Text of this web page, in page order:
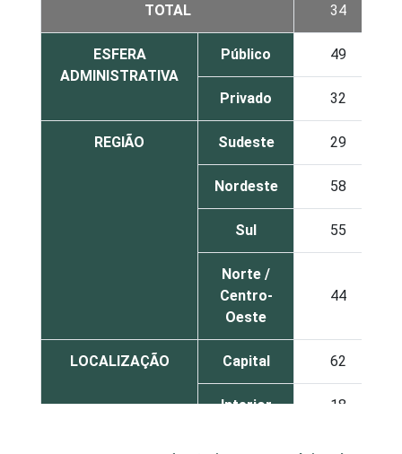
TOTAL 34
ESFERA
ADMINISTRATIVA
Público 49
Privado 32
REGIÃO Sudeste 29
Nordeste 58
Sul 55
Norte /
Centro-
Oeste
44
LOCALIZAÇÃO Capital 62
Interior 18